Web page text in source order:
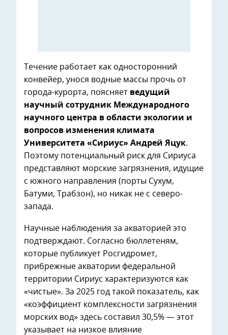
Течение работает как односторонний
конвейер, унося водные массы прочь от
города-курорта, поясняет ведущий
научный сотрудник Международного
научного центра в области экологии и
вопросов изменения климата
Университета «Сириус» Андрей Яцук.
Поэтому потенциальный риск для Сириуса
представляют морские загрязнения, идущие
с южного направления (порты Сухум,
Батуми, Трабзон), но никак не с северо-
запада.
Научные наблюдения за акваторией это
подтверждают. Согласно бюллетеням,
которые публикует Росгидромет,
прибрежные акватории федеральной
территории Сириус характеризуются как
«чистые». За 2025 год такой показатель, как
«коэффициент комплексности загрязнения
морских вод» здесь составил 30,5% — этот
указывает на низкое влияние